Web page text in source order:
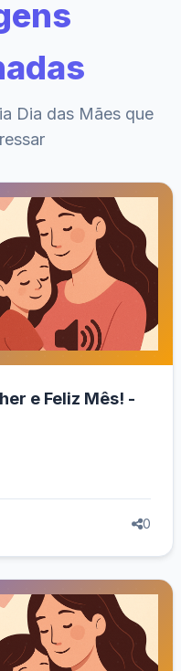
Dia das Mães que
e Feliz Mês! -
0